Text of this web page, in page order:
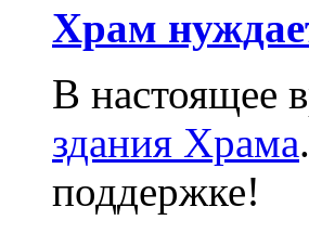
Храм
В настоящее
здания Храма
поддержке!